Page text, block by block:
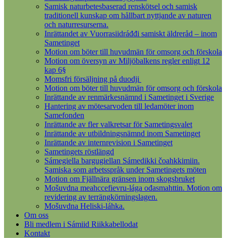
Samisk naturbetesbaserad renskötsel och samisk
traditionell kunskap om hållbart nyttjande av naturen
och naturresurserna.
Inrättandet av Vuorrasiidráđđi samiskt äldreråd – inom
Sametinget
Motion om böter till huvudmän för omsorg och förskola
Motion om översyn av Miljöbalkens regler enligt 12
kap 6§
Momsfri försäljning på duodji
Motion om böter till huvudmän för omsorg och förskola
Inrättande av renmärkesnämnd i Sametinget i Sverige
Hantering av mötesarvoden till ledamöter inom
Samefonden
Inrättande av fler valkretsar för Sametingsvalet
Inrättande av utbildningsnämnd inom Sametinget
Inrättande av internrevision i Sametinget
Sametingets röstlängd
Sámegiella bargugiellan Sámedikki čoahkkimiin.
Samiska som arbetsspråk under Sametingets möten
Motion om Fjällnära gränsen inom skogsbruket
Mošuvdna meahccefievru-lága ođasmahttin. Motion om
revidering av terrängkörningslagen.
Mošuvdna Heliski-láhka.
Om oss
Bli medlem i Sámiid Riikkabellodat
Kontakt